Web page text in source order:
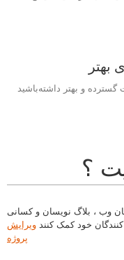
بهتر
؟
وب ، بلاگ نویسان و کسانی
خود کمک کنند ویرایش
پروژه